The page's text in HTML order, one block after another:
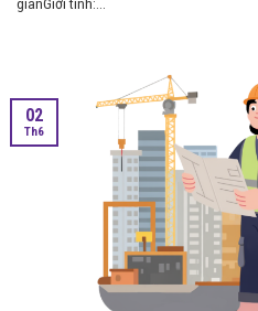
gianGiới tính:...
02
Th6